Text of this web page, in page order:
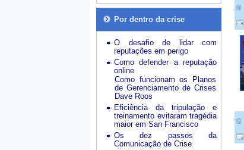
Por dentro da crise
O desafio de lidar com
reputações em perigo
Como defender a reputação
online
Como funcionam os Planos
de Gerenciamento de Crises
Dave Roos
Eficiência da tripulação e
treinamento evitaram tragédia
maior em San Francisco
Os dez passos da
Comunicação de Crise